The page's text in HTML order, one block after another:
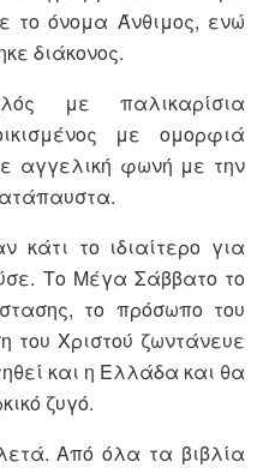
το όνομα Άνθιμος, ενώ
διάκονος.
με παλικαρίσια
με ομορφιά
αγγελική φωνή με την
το ιδιαίτερο για
Το Μέγα Σάββατο το
το πρόσωπο του
του Χριστού ζωντάνευε
και η Ελλάδα και θα
ζυγό.
Από όλα τα βιβλία